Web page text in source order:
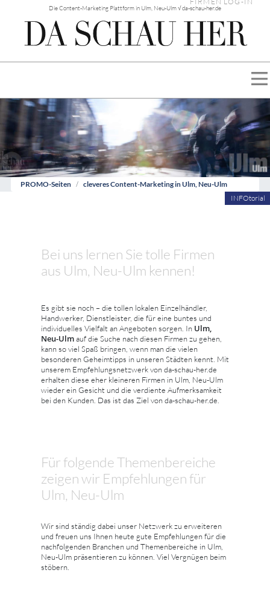
Die Content-Marketing Plattform in Ulm, Neu-Ulm √ da-schau-her.de
PROMO-Seiten cleveres Content-Marketing in Ulm, Neu-Ulm
INFOtorial
Bei uns lernen Sie tolle Firmen
aus Ulm, Neu-Ulm kennen!
Es gibt sie noch – die tollen lokalen Einzelhändler,
Handwerker, Dienstleister, die für eine buntes und
individuelles Vielfalt an Angeboten sorgen. In Ulm,
Neu-Ulmauf die Suche nach diesen Firmen zu gehen,
kann so viel Spaß bringen, wenn man die vielen
besonderen Geheimtipps in unseren Städten kennt. Mit
unserem Empfehlungsnetzwerk von da-schau-her.de
erhalten diese eher kleineren Firmen in Ulm, Neu-Ulm
wieder ein Gesicht und die verdiente Aufmerksamkeit
bei den Kunden. Das ist das Ziel von da-schau-her.de.
Für folgende Themenbereiche
zeigen wir Empfehlungen für
Ulm, Neu-Ulm
Wir sind ständig dabei unser Netzwerk zu erweiteren
und freuen uns Ihnen heute gute Empfehlungen für die
nachfolgenden Branchen und Themenbereiche in Ulm,
Neu-Ulm präsentieren zu können. Viel Vergnügen beim
stöbern.